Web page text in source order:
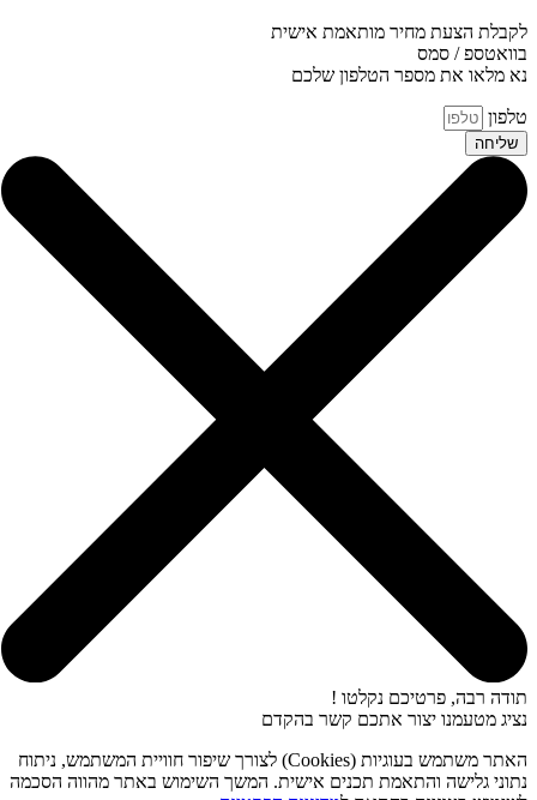
לקבלת הצעת מחיר מותאמת אישית
בוואטספ / סמס
נא מלאו את מספר הטלפון שלכם
טלפון
שליחה
תודה רבה, פרטיכם נקלטו !
נציג מטעמנו יצור אתכם קשר בהקדם
האתר משתמש בעוגיות (Cookies) לצורך שיפור חוויית המשתמש, ניתוח
נתוני גלישה והתאמת תכנים אישית. המשך השימוש באתר מהווה הסכמה